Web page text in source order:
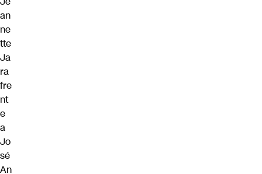
an
ne
tte
Ja
ra
fre
nt
e
a
Jo
sé
An